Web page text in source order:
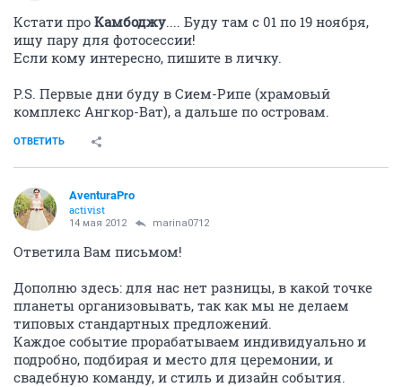
Кстати про Камбоджу.... Буду там c 01 по 19 ноября,
ищу пару для фотосессии!
Если кому интересно, пишите в личку.
P.S. Первые дни буду в Сием-Рипе (храмовый
комплекс Ангкор-Ват), а дальше по островам.
ОТВЕТИТЬ
AventuraPro
activist
14 мая 2012 marina0712
Ответила Вам письмом!
Дополню здесь: для нас нет разницы, в какой точке
планеты организовывать, так как мы не делаем
типовых стандартных предложений.
Каждое событие прорабатываем индивидуально и
подробно, подбирая и место для церемонии, и
свадебную команду, и стиль и дизайн события.